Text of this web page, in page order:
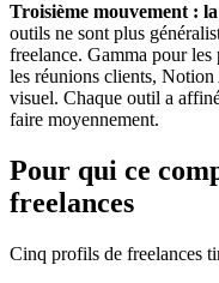
Troisième mouvement :
outils ne sont plus
freelance. Gamma pour
les réunions clients,
visuel. Chaque outil a
faire moyennement.
Pour qui ce
freelances
Cinq profils de freelances